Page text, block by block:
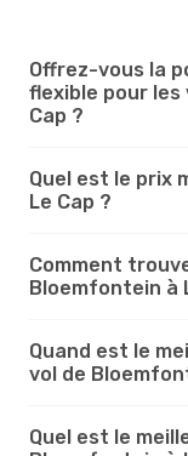
Offrez-vous la
flexible pour
Cap ?
Quel est le prix
Le Cap ?
Comment
Bloemfontein à
Quand est le
vol de
Quel est le